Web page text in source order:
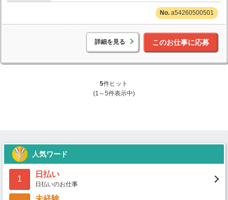
a54260500501
詳細を見る このお仕事に応募
5件ヒット
(1～5件表示中)
人気ワード
1
日払い
日払いのお仕事